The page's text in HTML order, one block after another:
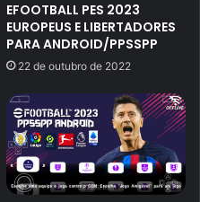
EFOOTBALL PES 2023
EUROPEUS E LIBERTADORES
PARA ANDROID/PPSSPP
22 de outubro de 2022